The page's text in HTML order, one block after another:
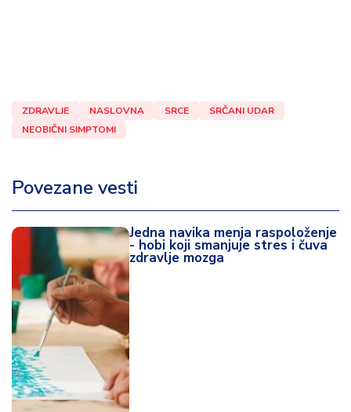
ZDRAVLJE NASLOVNA SRCE
SRČANI UDAR
NEOBIČNI SIMPTOMI
Povezane vesti
Jedna navika menja raspoloženje
- hobi koji smanjuje stres i čuva
zdravlje mozga